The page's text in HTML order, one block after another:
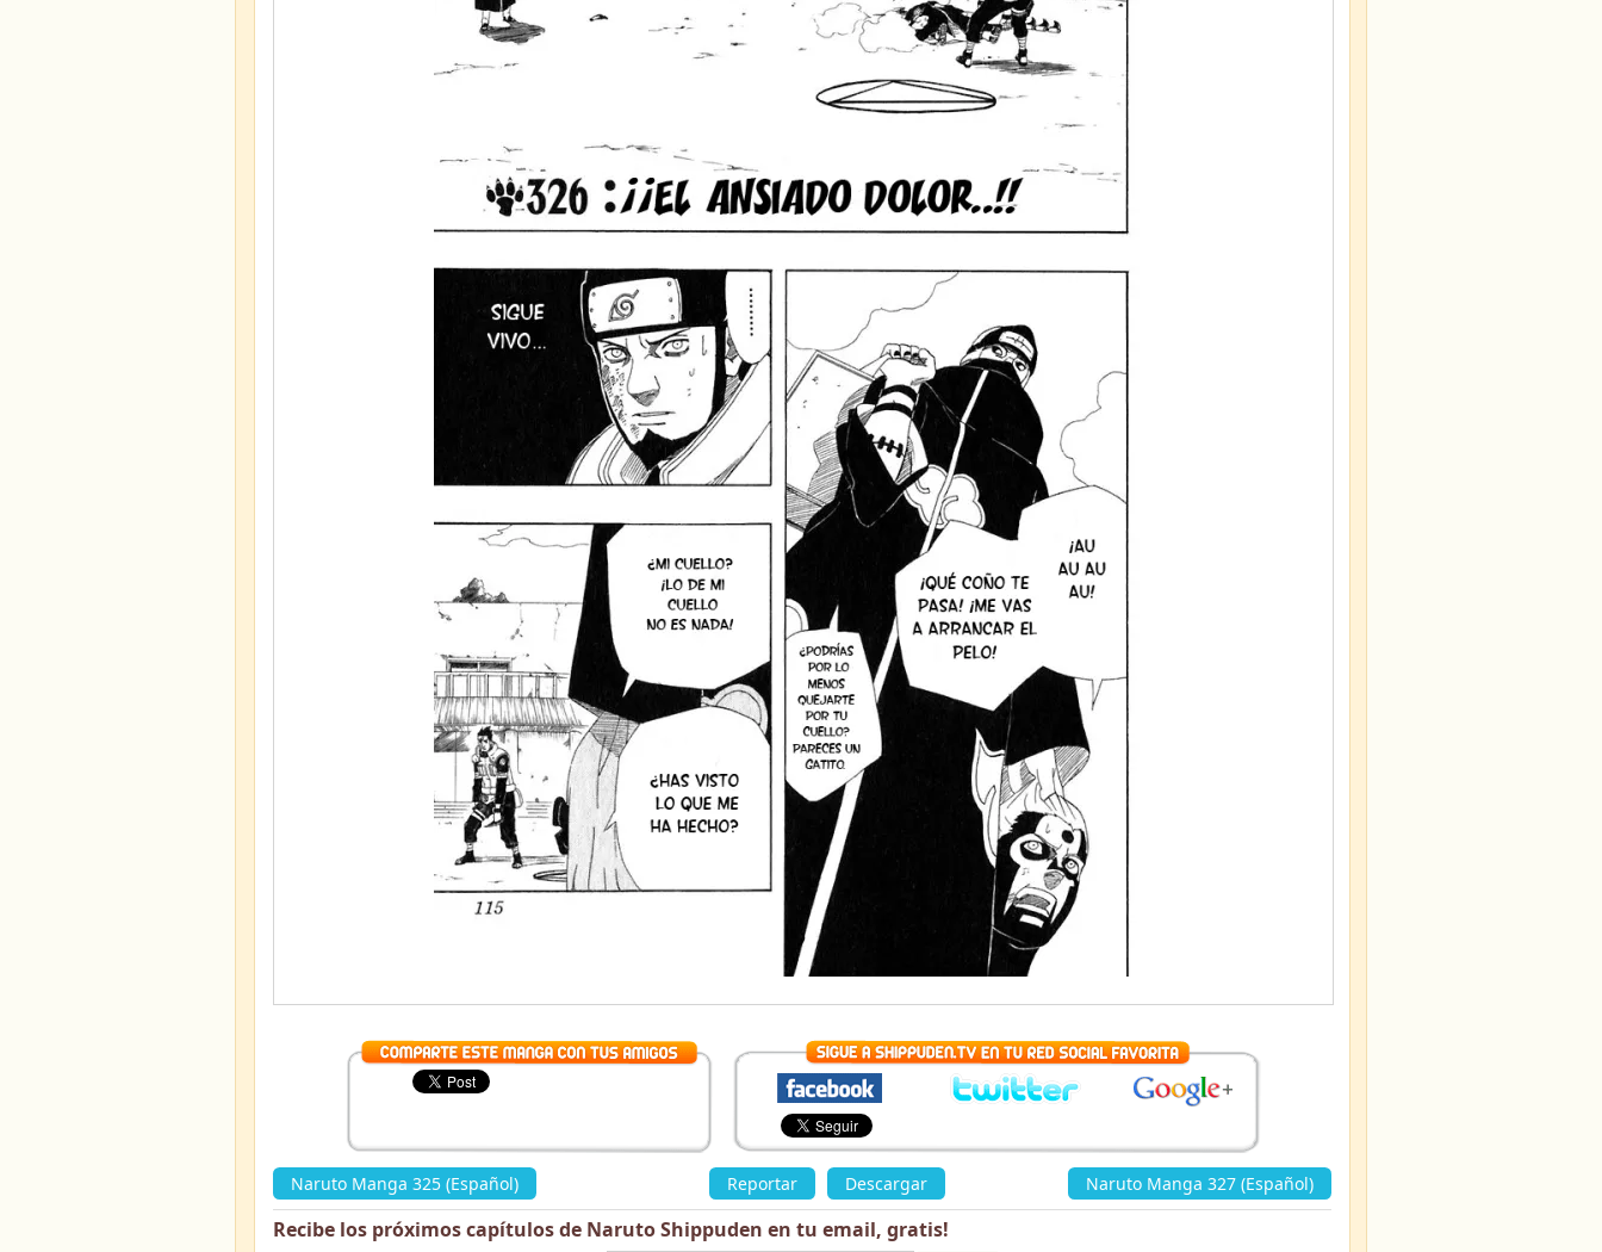
Naruto Manga 325 (Español) Reportar Descargar Naruto Manga 327 (Español)
Recibe los próximos capítulos de Naruto Shippuden en tu email, gratis!